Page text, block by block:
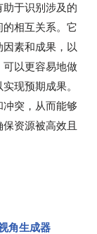
于识别涉及的
相互关系。它
素和成果，以
以更容易地做
现预期成果。
突，从而能够
资源被高效且
角生成器